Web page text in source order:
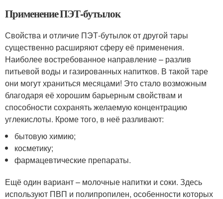
Применение ПЭТ-бутылок
Свойства и отличие ПЭТ-бутылок от другой тары
существенно расширяют сферу её применения.
Наиболее востребованное направление – разлив
питьевой воды и газированных напитков. В такой таре
они могут храниться месяцами! Это стало возможным
благодаря её хорошим барьерным свойствам и
способности сохранять желаемую концентрацию
углекислоты. Кроме того, в неё разливают:
бытовую химию;
косметику;
фармацевтические препараты.
Ещё один вариант – молочные напитки и соки. Здесь
используют ПВП и полипропилен, особенности которых